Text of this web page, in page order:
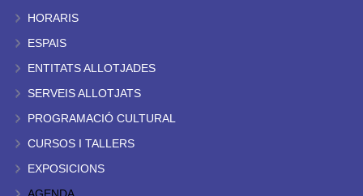
HORARIS
ESPAIS
ENTITATS ALLOTJADES
SERVEIS ALLOTJATS
PROGRAMACIÓ CULTURAL
CURSOS I TALLERS
EXPOSICIONS